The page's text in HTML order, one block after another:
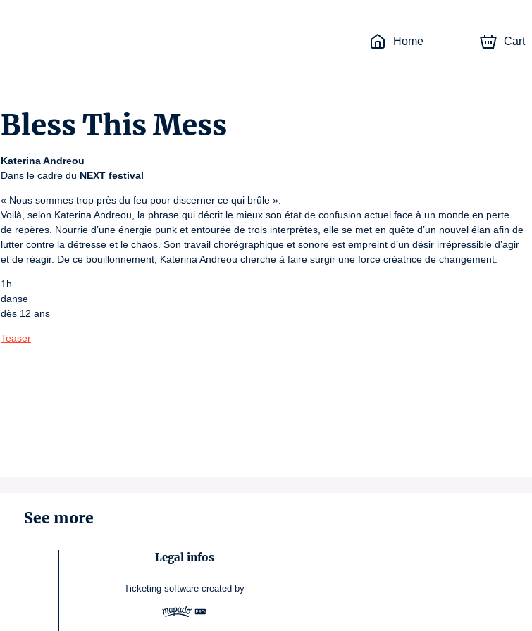
Home Cart
Bless This Mess
Katerina Andreou
Dans le cadre du NEXT festival
« Nous sommes trop près du feu pour discerner ce qui brûle ».
Voilà, selon Katerina Andreou, la phrase qui décrit le mieux son état de confusion actuel face à un monde en perte
de repères. Nourrie d’une énergie punk et entourée de trois interprètes, elle se met en quête d’un nouvel élan afin de
lutter contre la détresse et le chaos. Son travail chorégraphique et sonore est empreint d’un désir irrépressible d’agir
et de réagir. De ce bouillonnement, Katerina Andreou cherche à faire surgir une force créatrice de changement.
1h
danse
dès 12 ans
Teaser
See more
Legal infos
Ticketing software created by